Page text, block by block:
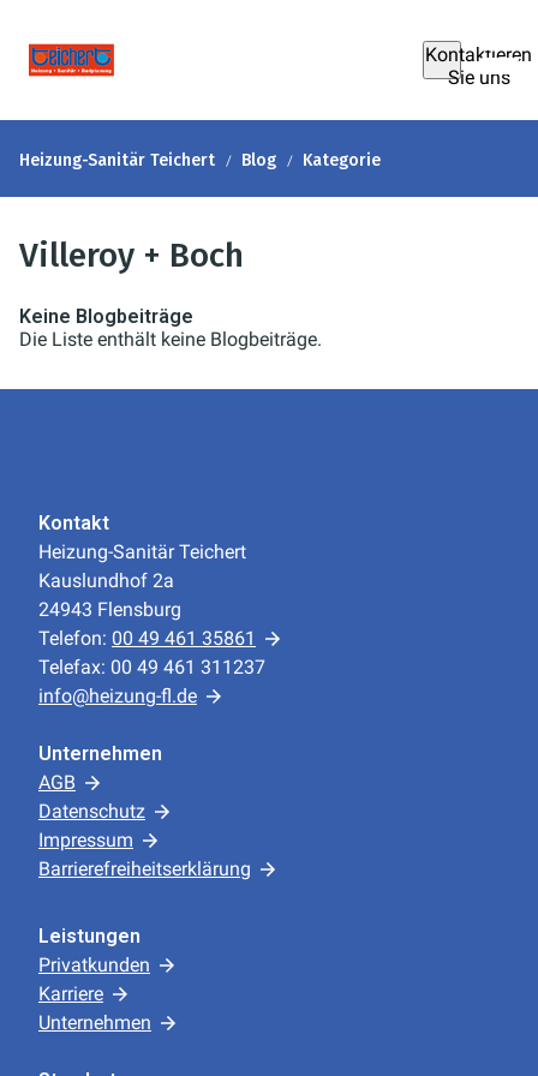
Kontaktieren
Sie uns
Heizung-Sanitär Teichert Blog Kategorie
Villeroy + Boch
Keine Blogbeiträge
Die Liste enthält keine Blogbeiträge.
Kontakt
Heizung-Sanitär Teichert
Kauslundhof 2a
24943 Flensburg
Telefon: 00 49 461 35861
Telefax: 00 49 461 311237
info@heizung-fl.de
Unternehmen
AGB
Datenschutz
Impressum
Barrierefreiheitserklärung
Leistungen
Privatkunden
Karriere
Unternehmen